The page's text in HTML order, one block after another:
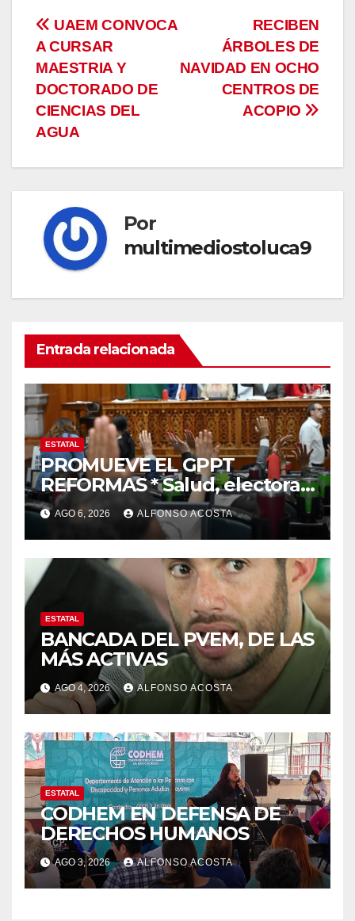
Navegación
de
entradas
RECIBEN
ÁRBOLES DE
NAVIDAD EN OCHO
CENTROS DE
ACOPIO
UAEM CONVOCA
A CURSAR
MAESTRIA Y
DOCTORADO DE
CIENCIAS DEL
AGUA
Por
multimediostoluca9
Entrada relacionada
ESTATAL
PROMUEVE EL GPPT
REFORMAS * Salud, electoral
y justicia, de las principales
AGO 6, 2026 ALFONSO ACOSTA
ESTATAL
BANCADA DEL PVEM, DE LAS
MÁS ACTIVAS
AGO 4, 2026 ALFONSO ACOSTA
ESTATAL
CODHEM EN DEFENSA DE
DERECHOS HUMANOS
AGO 3, 2026 ALFONSO ACOSTA